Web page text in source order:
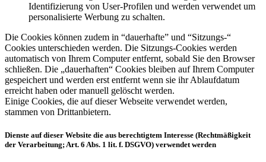
Identifizierung von User-Profilen und werden verwendet um
personalisierte Werbung zu schalten.
Die Cookies können zudem in “dauerhafte” und “Sitzungs-“
Cookies unterschieden werden. Die Sitzungs-Cookies werden
automatisch von Ihrem Computer entfernt, sobald Sie den Browser
schließen. Die „dauerhaften“ Cookies bleiben auf Ihrem Computer
gespeichert und werden erst entfernt wenn sie ihr Ablaufdatum
erreicht haben oder manuell gelöscht werden.
Einige Cookies, die auf dieser Webseite verwendet werden,
stammen von Drittanbietern.
Dienste auf dieser Website die aus berechtigtem Interesse (Rechtmäßigkeit
der Verarbeitung; Art. 6 Abs. 1 lit. f. DSGVO) verwendet werden